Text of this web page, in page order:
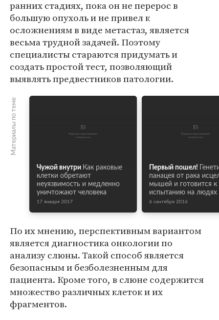
ранних стадиях, пока он не перерос в
большую опухоль и не привел к
осложнениям в виде метастаз, является
весьма трудной задачей. Поэтому
специалисты стараются придумать и
создать простой тест, позволяющий
выявлять предвестников патологии.
Материалы по теме
Чужой внутри Как раковые
клетки обретают
неуязвимость и медленно
уничтожают человека
17 января 2017
Первый пошел!
панацея от рака
мышей и готовится к
испытанию на людях
6 сентября 2016
По их мнению, перспективным вариантом
является диагностика онкологии по
анализу слюны. Такой способ является
безопасным и безболезненным для
пациента. Кроме того, в слюне содержится
множество различных клеток и их
фрагментов.